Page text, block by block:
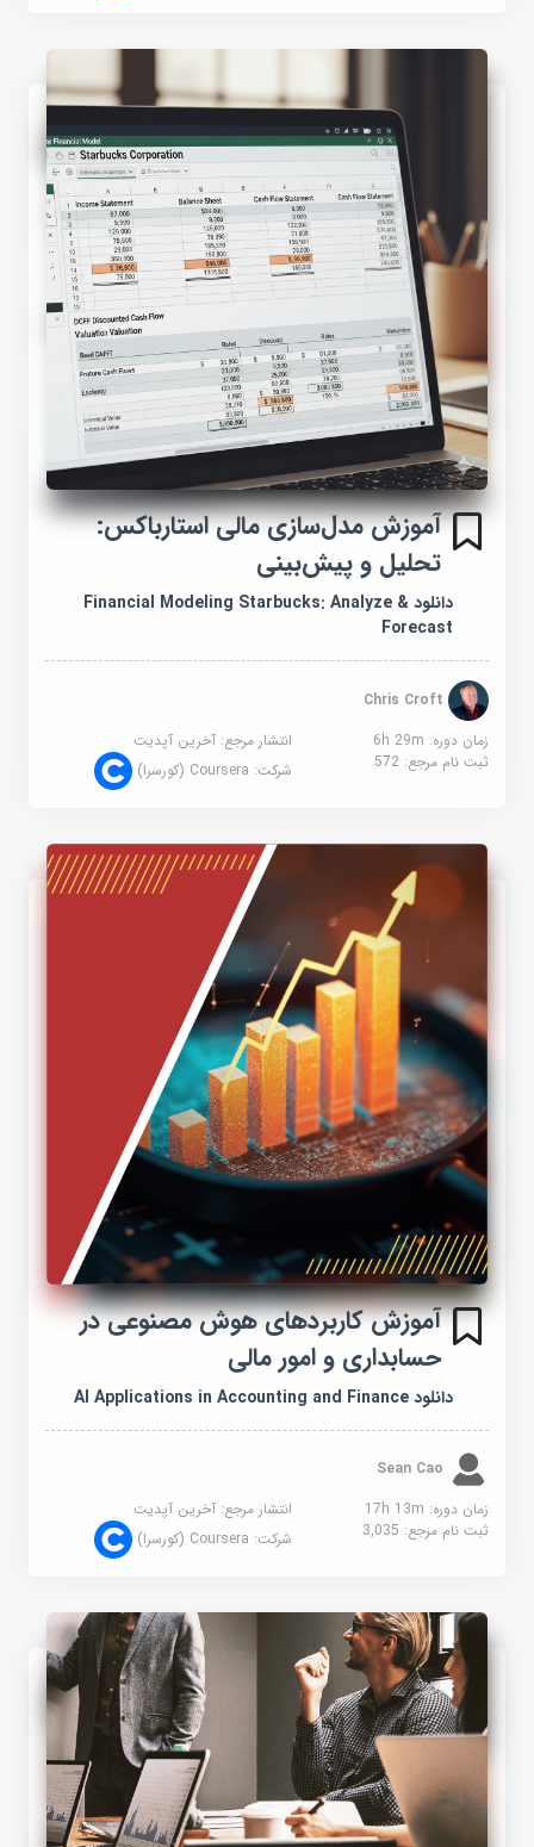
آموزش مدل‌سازی مالی استارباکس:
تحلیل و پیش‌بینی
دانلود Financial Modeling Starbucks: Analyze &
Forecast
Chris Croft
زمان دوره: 6h 29m
انتشار مرجع:آخرین آپدیت
ثبت نام مرجع:572 شرکت:Coursera (کورسرا)
آموزش کاربردهای هوش مصنوعی در
حسابداری و امور مالی
دانلود AI Applications in Accounting and Finance
Sean Cao
زمان دوره: 17h 13m
انتشار مرجع:آخرین آپدیت
ثبت نام مرجع:3,035 شرکت:Coursera (کورسرا)